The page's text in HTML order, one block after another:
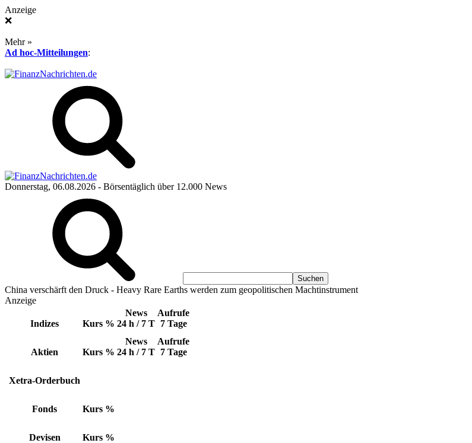
Anzeige
❌
Mehr »
Ad hoc-Mitteilungen:
Donnerstag, 06.08.2026 - Börsentäglich über 12.000 News
China verschärft den Druck - Heavy Rare Earths werden zum geopolitischen Machtinstrument
Anzeige
Indizes Kurs %
News
24 h / 7 T
Aufrufe
7 Tage
Aktien Kurs %
News
24 h / 7 T
Aufrufe
7 Tage
Xetra-Orderbuch
Fonds Kurs %
Devisen Kurs %